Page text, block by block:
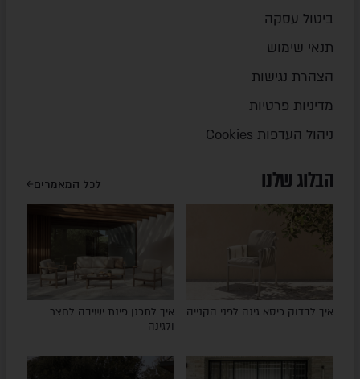
ביטול עסקה
תנאי שימוש
הצהרת נגישות
מדיניות פרטיות
ניהול העדפות Cookies
הבלוג שלנו לכל המאמרים
איך לבדוק כיסא גינה לפני הקנייה
איך לתכנן פינת ישיבה לחצר
ולגינה